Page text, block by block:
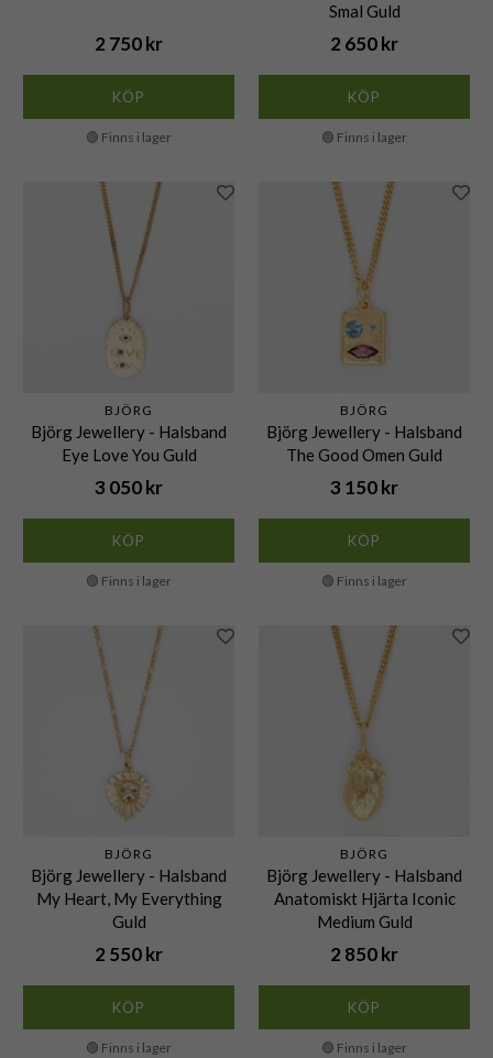
2 750 kr
KÖP
🟢 Finns i lager
Smal Guld
2 650 kr
KÖP
🟢 Finns i lager
BJÖRG
Björg Jewellery - Halsband
Eye Love You Guld
3 050 kr
KÖP
🟢 Finns i lager
BJÖRG
Björg Jewellery - Halsband
The Good Omen Guld
3 150 kr
KÖP
🟢 Finns i lager
BJÖRG
Björg Jewellery - Halsband
My Heart, My Everything
Guld
2 550 kr
KÖP
🟢 Finns i lager
BJÖRG
Björg Jewellery - Halsband
Anatomiskt Hjärta Iconic
Medium Guld
2 850 kr
KÖP
🟢 Finns i lager